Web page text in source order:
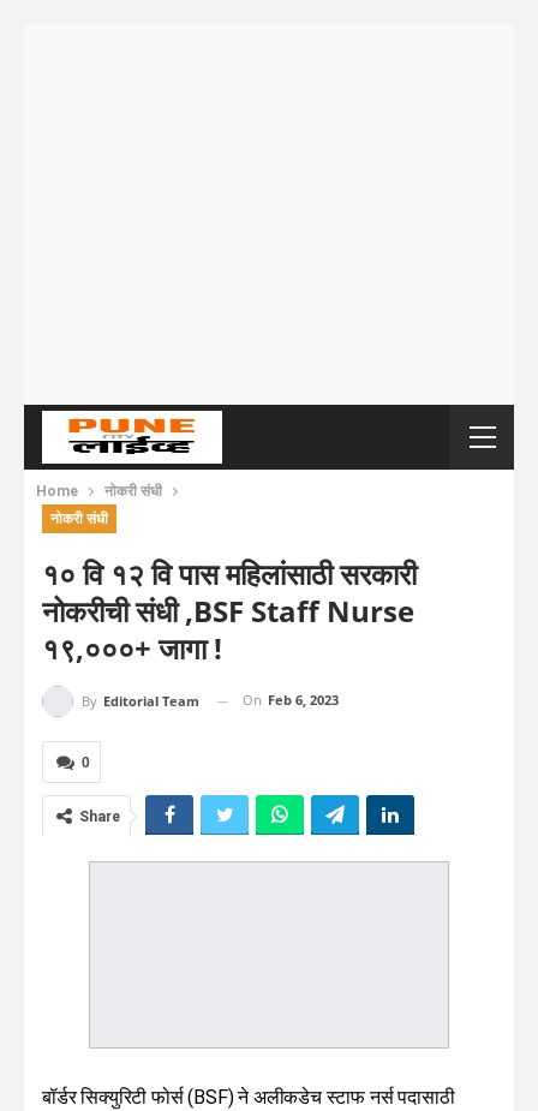
Home
नोकरी संधी
नोकरी संधी
१० वि १२ वि पास महिलांसाठी सरकारी
नोकरीची संधी ,BSF Staff Nurse
१९,०००+ जागा !
By Editorial Team On Feb 6, 2023
0
Share
बॉर्डर सिक्युरिटी फोर्स (BSF) ने अलीकडेच स्टाफ नर्स पदासाठी